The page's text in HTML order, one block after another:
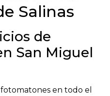
Salinas
de
San Miguel
en todo el